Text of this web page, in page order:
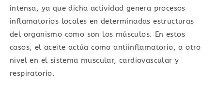
intensa, ya que dicha actividad genera procesos
inflamatorios locales en determinadas estructuras
del organismo como son los músculos. En estos
casos, el aceite actúa como antiinflamatorio, a otro
nivel en el sistema muscular, cardiovascular y
respiratorio.